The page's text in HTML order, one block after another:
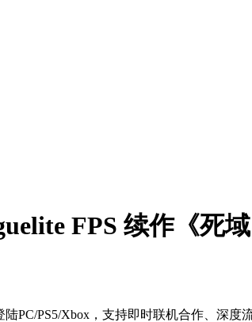
FPS 续作《死域
陆PC/PS5/Xbox，支持即时联机合作、深